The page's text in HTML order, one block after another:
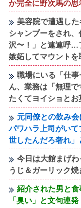
か完全に野次馬の思
美容院で遭遇し
シャンプーをされ
沢〜！」と連連呼…
嫉妬してマウントを
職場にいる「仕
ん、業務は「無理
たくてヨイショと
元同僚との飲み
パワハラ上司がい
世したんだろ奢れ」
今日は大館まげ
うじ＆ガーリック焼
紹介された男と食
「臭い」と文句連